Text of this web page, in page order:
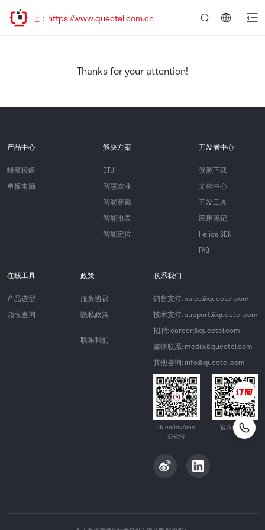
访问新址：https://www.quectel.com.cn
Thanks for your attention!
产品中心
蜂窝模组
单板电脑
解决方案
DTU
智慧农业
智能穿戴
智能电表
智能定位
开发者中心
资源下载
文档中心
开发工具
应用笔记
Helios SDK
FAQ
在线工具
产品选型
频段查询
政策
服务协议
隐私政策
联系我们
联系我们
销售支持: sales@quectel.com
技术支持: support@quectel.com
招聘: career@quectel.com
媒体联系: media@quectel.com
其他咨询: info@quectel.com
QuecDevZone
公众号
官方公众号